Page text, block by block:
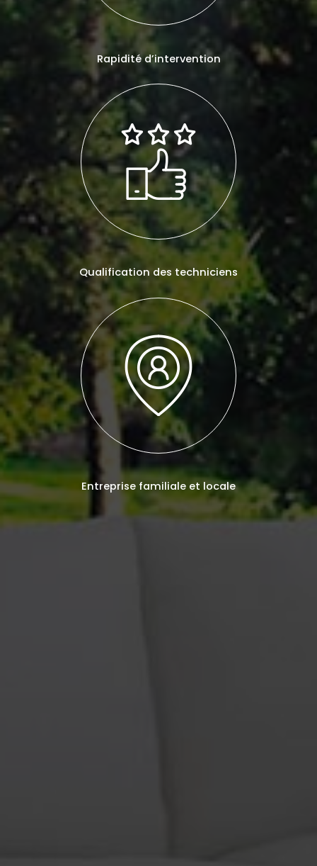
Rapidité d’intervention
Qualification des techniciens
Entreprise familiale et locale